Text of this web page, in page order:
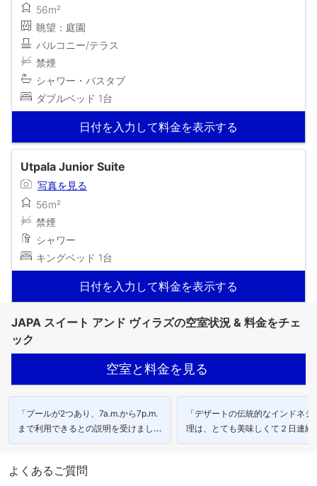
56m²
眺望：庭園
バルコニー/テラス
禁煙
シャワー・バスタブ
ダブルベッド 1台
日付を入力して料金を表示する
Utpala Junior Suite
写真を見る
56m²
禁煙
シャワー
キングベッド 1台
日付を入力して料金を表示する
JAPA スイート アンド ヴィラズの空室状況 & 料金をチェ
ック
空室と料金を見る
「プールが2つあり、7a.m.から7p.m.
まで利用できるとの説明を受けまし
た。」
「デザートの伝統的なインドネシ
理は、とても美味しくて２日連続
みました。」
よくあるご質問